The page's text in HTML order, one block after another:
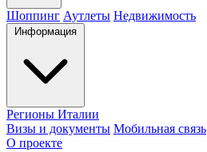
Шоппинг Аутлеты Недвижимость
Информация
Регионы Италии
Визы и документы Мобильная связь
О проекте